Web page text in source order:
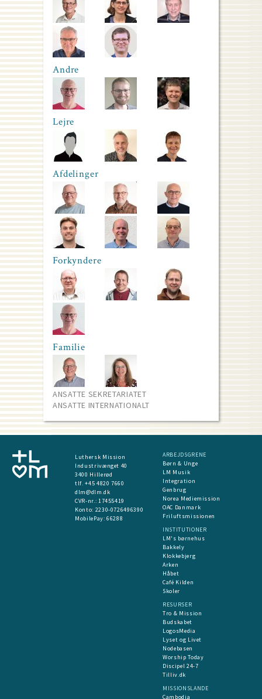
Andre
Lejre
Afdelinger
Forkyndere
Familie
ANSATTE SEKRETARIATET
ANSATTE INTERNATIONALT
Luthersk Mission
Industrivænget 40
3400 Hillerød
tlf. +45 4820 7660
dlm@dlm.dk
CVR-nr.: 17455419
​Konto: 2230-0726496390
MobilePay:66288
ARBEJDSGRENE
Børn & Unge
LM Musik
Integration
Genbrug
Norea Mediemission
OAC Danmark
Friluftsmissionen
INSTITUTIONER
LM's børnehus
Bakkely
Klokkebjerg
Arken
Håbet
Café Kilden
Skoler
RESURSER
Tro & Mission
Budskabet
LogosMedia
Lyset og Livet
Nodebasen
Worship Today
Discipel 24-7
Tilliv.dk
MISSIONSLANDE
Cambodja